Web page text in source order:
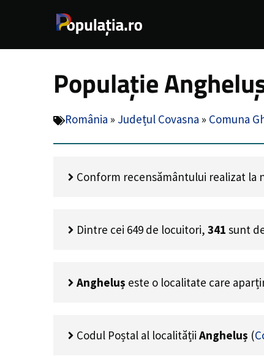
Populație
România » Județul Covasna » Comuna
Conform recensământului realizat la
Dintre cei 649 de locuitori, 341 sunt
Angheluș este o localitate care
Codul Poștal al localității Angheluș (